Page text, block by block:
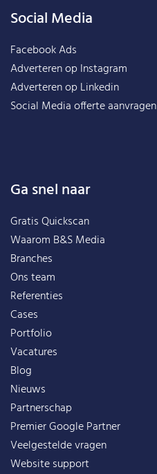
Social Media
Facebook Ads
Adverteren op Instagram
Adverteren op Linkedin
Social Media offerte aanvragen
Ga snel naar
Gratis Quickscan
Waarom B&S Media
Branches
Ons team
Referenties
Cases
Portfolio
Vacatures
Blog
Nieuws
Partnerschap
Premier Google Partner
Veelgestelde vragen
Website support